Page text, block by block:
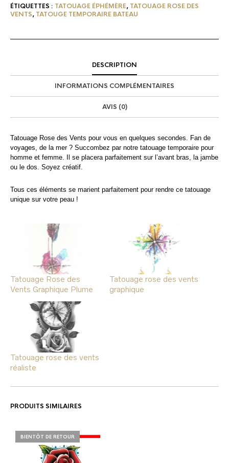
ÉTIQUETTES : TATOUAGE ÉPHÉMÈRE, TATOUAGE ROSE DES
VENTS, TATOUGE TEMPORAIRE BATEAU
DESCRIPTION
INFORMATIONS COMPLÉMENTAIRES
AVIS (0)
Tatouage Rose des Vents pour vous en quelques secondes. Fan de
voyages, de la mer ? Succombez par notre tatouage temporaire pour
homme et femme. Il se placera parfaitement sur l’avant bras, la jambe
ou le dos. Soyez créatif.
Tous ces éléments se marient parfaitement pour rendre ce tatouage
unique sur votre peau !
Tatouage Rose des
Vents Graphique Plume
Tatouage rose des vents
graphique
Tatouage rose des vents
réaliste
PRODUITS SIMILAIRES
BIENTÔT DE RETOUR